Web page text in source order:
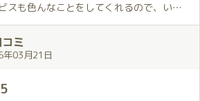
スも色んなことをしてくれるので、いつ
とが出来ます。
恥ずかしいこともしてくれるので嬉しい
なお話をしてくれるのもとても楽しいで
ミ
年03月21日
5